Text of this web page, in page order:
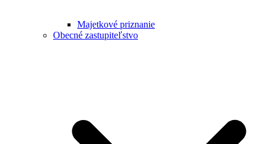
Majetkové priznanie
Obecné zastupiteľstvo